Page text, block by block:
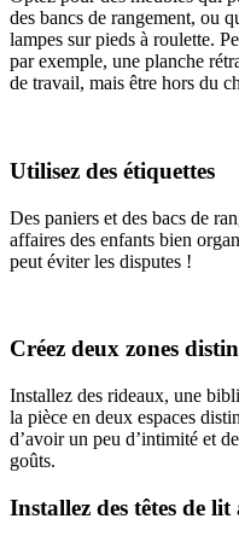
des bancs de rangement, ou
lampes sur pieds à roulette.
par exemple, une planche
de travail, mais être hors du
Utilisez des étiquettes
Des paniers et des bacs de
affaires des enfants bien
peut éviter les disputes !
Créez deux zones
Installez des rideaux, une
la pièce en deux espaces
d’avoir un peu d’intimité et
goûts.
Installez des têtes de